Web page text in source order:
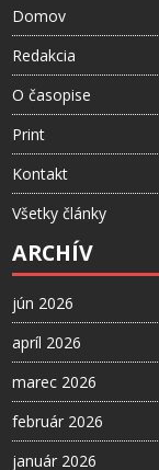
Domov
Redakcia
O časopise
Print
Kontakt
Všetky články
ARCHÍV
jún 2026
apríl 2026
marec 2026
február 2026
január 2026